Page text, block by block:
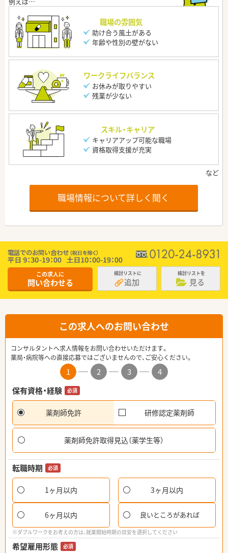
職場の雰囲気
助け合う風土がある
年齢や性別の壁がない
ワークライフバランス
お休みが取りやすい
残業が少ない
スキル・キャリア
キャリアアップ可能な職場
資格取得支援が充実
職場情報について詳しく聞く
この求人に
問い合わせる
検討リストに
追加
検討リストを
見る
この求人へのお問い合わせ
コンサルタントへ求人情報をお問い合わせいただけます。
薬局・病院等への直接応募ではございませんので、ご安心ください。
1 2 3
4
保有資格・経験
必須
薬剤師免許 研修認定薬剤師
薬剤師免許取得見込（薬学生等）
転職時期 必須
1ヶ月以内 3ヶ月以内
6ヶ月以内 良いところがあれば
※ダブルワークをお考えの方は、就業開始時期の目安を選択してください
希望雇用形態 必須